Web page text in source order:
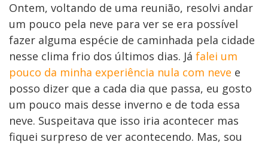
Ontem, voltando de uma reunião, resolvi andar
um pouco pela neve para ver se era possível
fazer alguma espécie de caminhada pela cidade
nesse clima frio dos últimos dias. Já falei um
pouco da minha experiência nula com neve e
posso dizer que a cada dia que passa, eu gosto
um pouco mais desse inverno e de toda essa
neve. Suspeitava que isso iria acontecer mas
fiquei surpreso de ver acontecendo. Mas, sou